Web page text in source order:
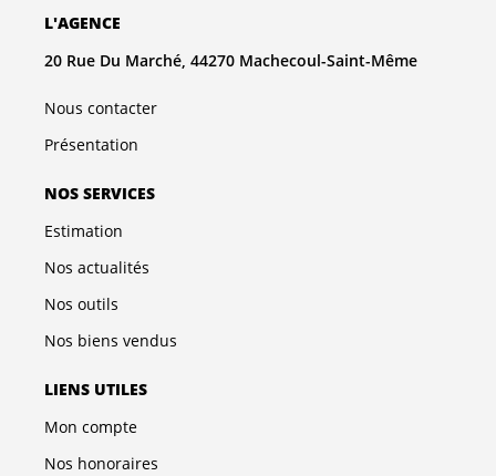
L'AGENCE
20 Rue Du Marché, 44270 Machecoul-Saint-Même
Nous contacter
Présentation
NOS SERVICES
Estimation
Nos actualités
Nos outils
Nos biens vendus
LIENS UTILES
Mon compte
Nos honoraires